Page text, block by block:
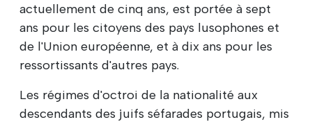
actuellement de cinq ans, est portée à sept
ans pour les citoyens des pays lusophones et
de l'Union européenne, et à dix ans pour les
ressortissants d'autres pays.
Les régimes d'octroi de la nationalité aux
descendants des juifs séfarades portugais, mis